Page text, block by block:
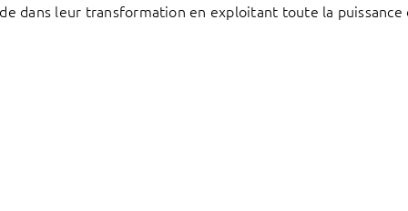
dans leur transformation en exploitant toute la